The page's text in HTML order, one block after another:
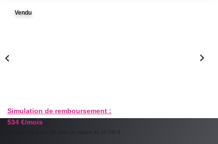
Vendu
Simulation de remboursement :
534 €/mois
pendant 20 ans à 3% avec un apport de 10 700 €